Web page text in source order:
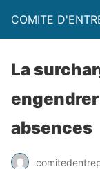
COMITE
La
absences